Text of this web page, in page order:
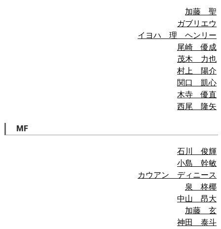
加藤 聖
ガブリエウ
イヨハ 理 ヘンリー
尾崎 優成
茂木 力也
村上 陽介
関口 凱心
木寺 優直
西尾 隆矢
MF
石川 俊輝
小島 幹敏
カウアン ディニース
泉 柊椰
中山 昂大
加藤 玄
神田 泰斗